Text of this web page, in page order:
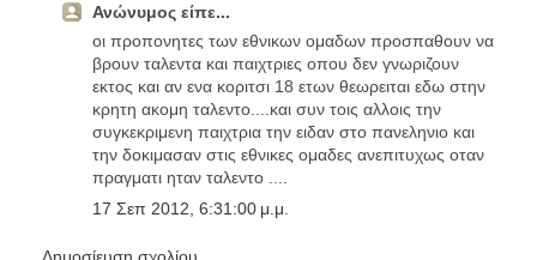
Ανώνυμος είπε...
οι προπονητες των εθνικων ομαδων προσπαθουν να
βρουν ταλεντα και παιχτριες οπου δεν γνωριζουν
εκτος και αν ενα κοριτσι 18 ετων θεωρειται εδω στην
κρητη ακομη ταλεντο....και συν τοις αλλοις την
συγκεκριμενη παιχτρια την ειδαν στο πανεληνιο και
την δοκιμασαν στις εθνικες ομαδες ανεπιτυχως οταν
πραγματι ηταν ταλεντο ....
17 Σεπ 2012, 6:31:00 μ.μ.
Δημοσίευση σχολίου